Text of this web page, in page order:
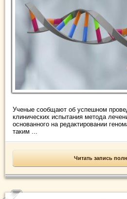
Ученые сообщают об успешном
клинических испытания метода
основанного на редактировании
таким ...
Читать запись